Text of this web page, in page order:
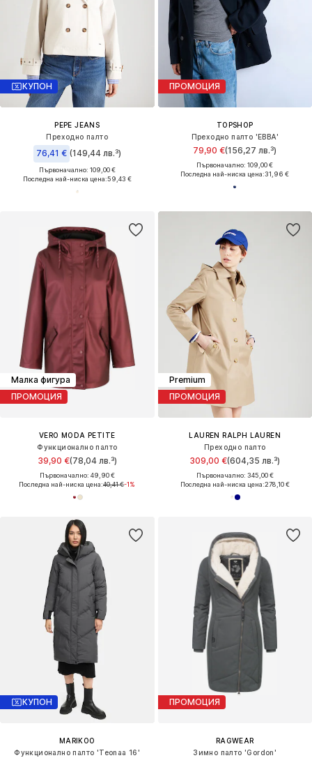
КУПОН
PEPE JEANS
Преходно палто
76,41 € (149,44 лв.³)
Първоначално: 109,00 €
Последна най-ниска цена:59,43 €
ПРОМОЦИЯ
TOPSHOP
Преходно палто 'EBBA'
79,90 €(156,27 лв.³)
Първоначално: 109,00 €
Последна най-ниска цена:31,96 €
Малка фигура
ПРОМОЦИЯ
VERO MODA PETITE
Функционално палто
39,90 €(78,04 лв.³)
Първоначално: 49,90 €
Последна най-ниска цена:40,41 €-1%
Premium
ПРОМОЦИЯ
LAUREN RALPH LAUREN
Преходно палто
309,00 €(604,35 лв.³)
Първоначално: 345,00 €
Последна най-ниска цена:278,10 €
КУПОН
MARIKOO
Функционално палто 'Teonaa 16'
ПРОМОЦИЯ
RAGWEAR
Зимно палто 'Gordon'